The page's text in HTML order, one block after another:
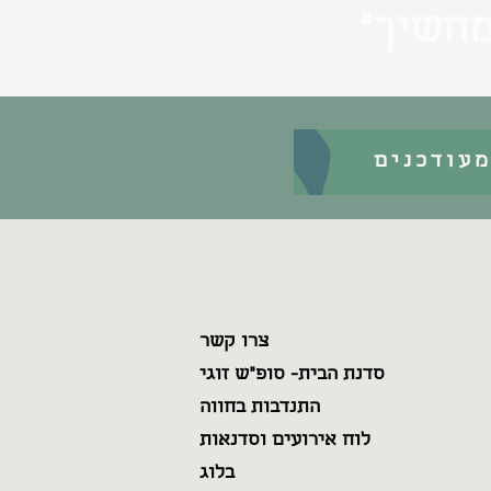
צרו קשר
סדנת הבית- סופ"ש זוגי
התנדבות בחווה
לוח אירועים וסדנאות
בלוג